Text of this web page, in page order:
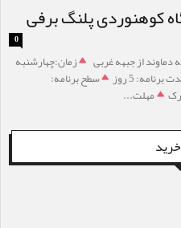
کوهنوردی پلنگ برفی
0
دماوند از جبهه غربی
زمان:چهارشنبه
برنامه: 5 روز
سطح برنامه:
مهلت...